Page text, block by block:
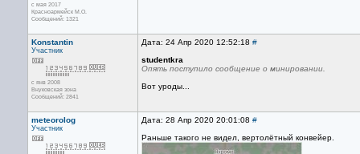
с мая 2017
Красноармейск М.О.
Сообщений: 1321
Konstantin
Участник
с янв 2008
Внуковская зона
Сообщений: 2841
Дата: 24 Апр 2020 12:52:18 #
studentkra
Опять поступило сообщение о минировании.
Вот уроды...
meteorolog
Участник
Дата: 28 Апр 2020 20:01:08 #
Раньше такого не видел, вертолётный конвейер.